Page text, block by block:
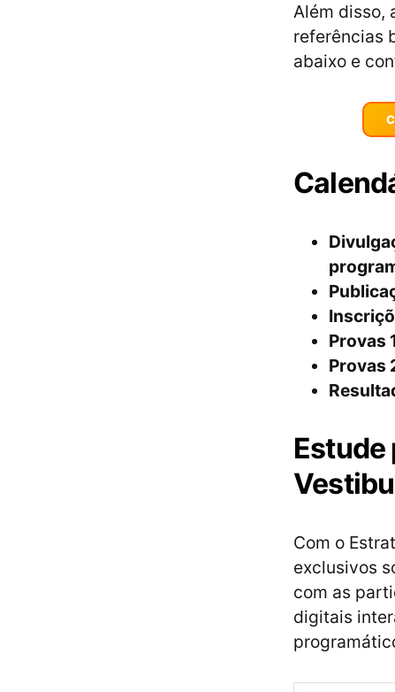
Além disso,
referências
abaixo e
Provas
Provas
Estude
Com o
exclusivos
com as
digitais